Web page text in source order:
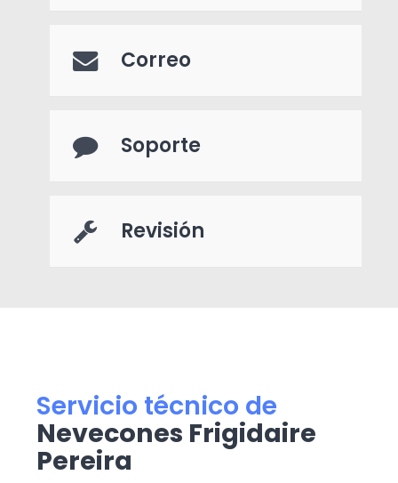
Correo
Soporte
Revisión
Servicio técnico de
Nevecones Frigidaire
Pereira